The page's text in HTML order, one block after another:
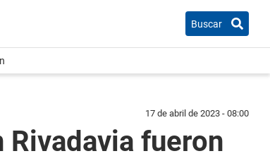
Buscar
17 de abril de 2023 - 08:00
fueron